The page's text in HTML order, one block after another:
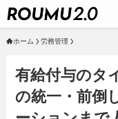
ホーム 労務管理
有給付与のタ
の統一・前倒